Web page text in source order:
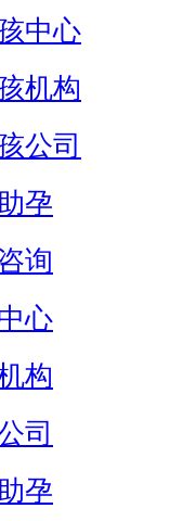
中心
机构
公司
孕
询
心
构
司
孕